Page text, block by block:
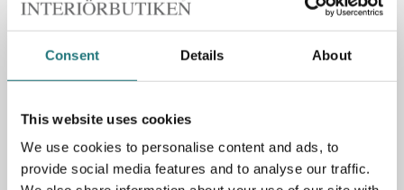
Consent Details About
This website uses cookies
We use cookies to personalise content and ads, to
provide social media features and to analyse our traffic.
BETALA MED KLARNA
LAGERVAROR 1-7 DAGAR
Spara som favorit